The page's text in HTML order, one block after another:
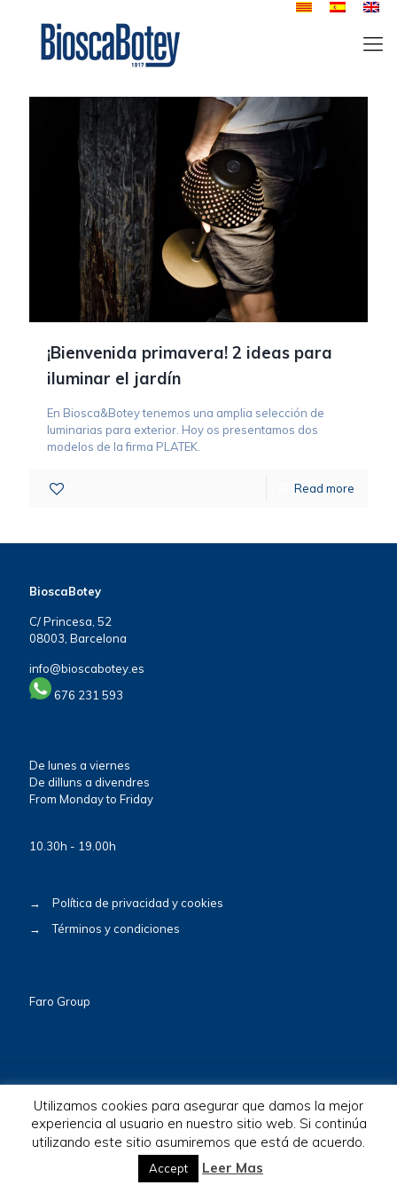
¡Bienvenida primavera! 2 ideas para
iluminar el jardín
En Biosca&Botey tenemos una amplia selección de
luminarias para exterior. Hoy os presentamos dos
modelos de la firma PLATEK.
Read more
BioscaBotey
C/ Princesa, 52
08003, Barcelona
info@bioscabotey.es
676 231 593
De lunes a viernes
De dilluns a divendres
From Monday to Friday
10.30h - 19.00h
→
Política de privacidad y cookies
→
Términos y condiciones
Faro Group
© 2026 BioscaBotey. All Rights Reserved.
Utilizamos cookies para asegurar que damos la mejor
experiencia al usuario en nuestro sitio web. Si continúa
utilizando este sitio asumiremos que está de acuerdo.
Accept Leer Mas